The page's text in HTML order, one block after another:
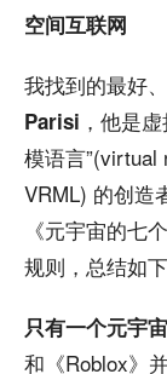
空间互联网
我找到的最好
Parisi ，他是
模语言”(virtual
VRML) 的创造
《元宇宙的七
规则，总结如下
只有一个元宇宙
和《Roblox》